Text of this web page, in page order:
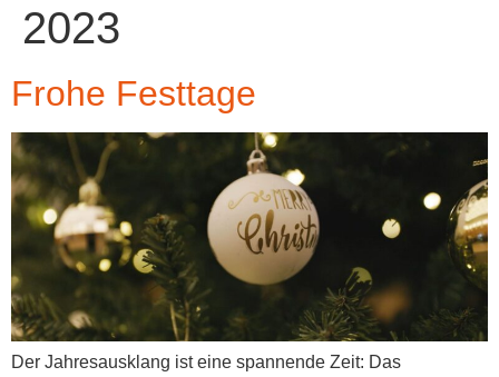
2023
Frohe Festtage
Der Jahresausklang ist eine spannende Zeit: Das